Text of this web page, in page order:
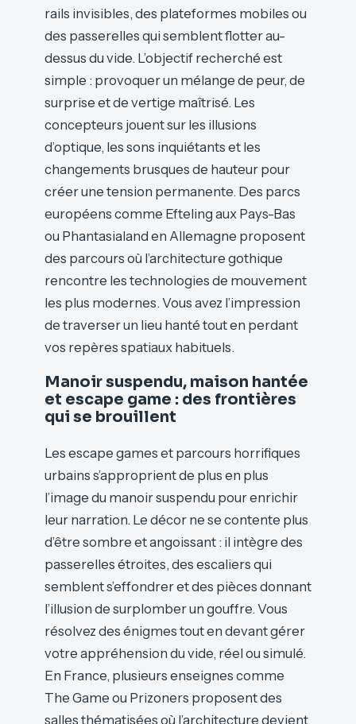
rails invisibles, des plateformes mobiles ou
des passerelles qui semblent flotter au-
dessus du vide. L’objectif recherché est
simple : provoquer un mélange de peur, de
surprise et de vertige maîtrisé. Les
concepteurs jouent sur les illusions
d’optique, les sons inquiétants et les
changements brusques de hauteur pour
créer une tension permanente. Des parcs
européens comme Efteling aux Pays-Bas
ou Phantasialand en Allemagne proposent
des parcours où l’architecture gothique
rencontre les technologies de mouvement
les plus modernes. Vous avez l’impression
de traverser un lieu hanté tout en perdant
vos repères spatiaux habituels.
Manoir suspendu, maison hantée
et escape game : des frontières
qui se brouillent
Les escape games et parcours horrifiques
urbains s’approprient de plus en plus
l’image du manoir suspendu pour enrichir
leur narration. Le décor ne se contente plus
d’être sombre et angoissant : il intègre des
passerelles étroites, des escaliers qui
semblent s’effondrer et des pièces donnant
l’illusion de surplomber un gouffre. Vous
résolvez des énigmes tout en devant gérer
votre appréhension du vide, réel ou simulé.
En France, plusieurs enseignes comme
The Game ou Prizoners proposent des
salles thématisées où l’architecture devient